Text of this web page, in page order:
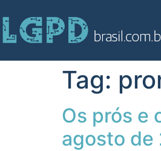
Tag:
Os prós e
agosto de